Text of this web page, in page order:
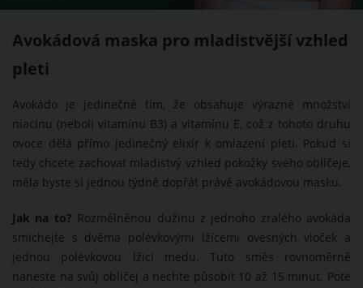
Avokádová maska pro mladistvější vzhled
pleti
Avokádo je jedinečné tím, že obsahuje výrazné množství
niacinu (neboli vitamínu B3) a vitamínu E, což z tohoto druhu
ovoce dělá přímo jedinečný elixír k omlazení pleti. Pokud si
tedy chcete zachovat mladistvý vzhled pokožky svého obličeje,
měla byste si jednou týdně dopřát právě avokádovou masku.
Jak na to? Rozmělněnou dužinu z jednoho zralého avokáda
smíchejte s dvěma polévkovými lžícemi ovesných vloček a
jednou polévkovou lžicí medu. Tuto směs rovnoměrně
naneste na svůj obličej a nechte působit 10 až 15 minut. Poté